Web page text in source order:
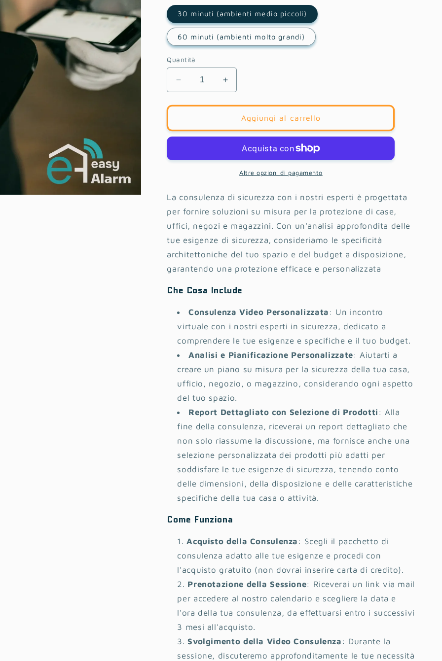
30 minuti (ambienti medio piccoli)
60 minuti (ambienti molto grandi)
Quantità
Diminuisci
quantità
per
Consulenza
con
Easy
Aumenta
quantità
per
Video
Consulenza
con
Esperto
Easy
Alarm
Aggiungi al carrello
Altre opzioni di pagamento
La consulenza di sicurezza con i nostri esperti è progettata
per fornire soluzioni su misura per la protezione di case,
uffici, negozi e magazzini. Con un'analisi approfondita delle
tue esigenze di sicurezza, consideriamo le specificità
architettoniche del tuo spazio e del budget a disposizione,
garantendo una protezione efficace e personalizzata
Che Cosa Include
Consulenza Video Personalizzata : Un incontro
virtuale con i nostri esperti in sicurezza, dedicato a
comprendere le tue esigenze e specifiche e il tuo budget.
Analisi e Pianificazione Personalizzate: Aiutarti a
creare un piano su misura per la sicurezza della tua casa,
ufficio, negozio, o magazzino, considerando ogni aspetto
del tuo spazio.
Report Dettagliato con Selezione di Prodotti : Alla
fine della consulenza, riceverai un report dettagliato che
non solo riassume la discussione, ma fornisce anche una
selezione personalizzata dei prodotti più adatti per
soddisfare le tue esigenze di sicurezza, tenendo conto
delle dimensioni, della disposizione e delle caratteristiche
specifiche della tua casa o attività.
Come Funziona
Acquisto della Consulenza : Scegli il pacchetto di
consulenza adatto alle tue esigenze e procedi con
l'acquisto gratuito (non dovrai inserire carta di credito).
Prenotazione della Sessione: Riceverai un link via mail
per accedere al nostro calendario e scegliere la data e
l'ora della tua consulenza, da effettuarsi entro i successivi
3 mesi all'acquisto.
Svolgimento della Video Consulenza : Durante la
sessione, discuteremo approfonditamente le tue necessità